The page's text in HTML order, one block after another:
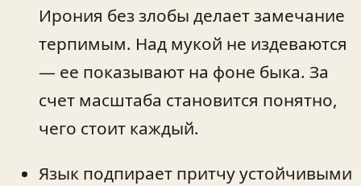
Ирония без злобы делает замечание
терпимым. Над мукой не издеваются
— ее показывают на фоне быка. За
счет масштаба становится понятно,
чего стоит каждый.
Язык подпирает притчу устойчивыми